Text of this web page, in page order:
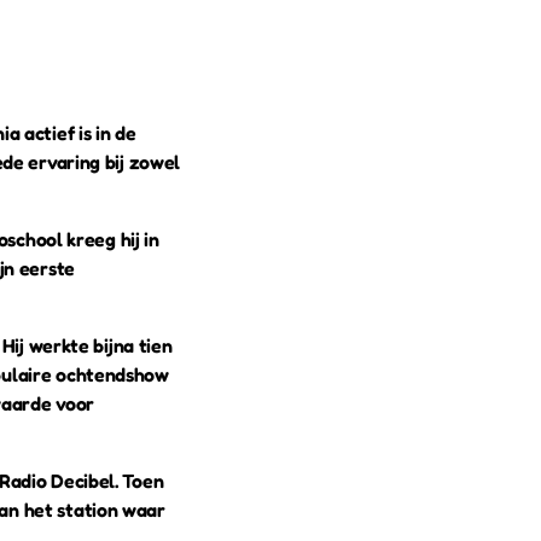
actief is in de
ervaring bij zowel
kreeg hij in
eerste
werkte bijna tien
ochtendshow
voor
Decibel. Toen
het station waar